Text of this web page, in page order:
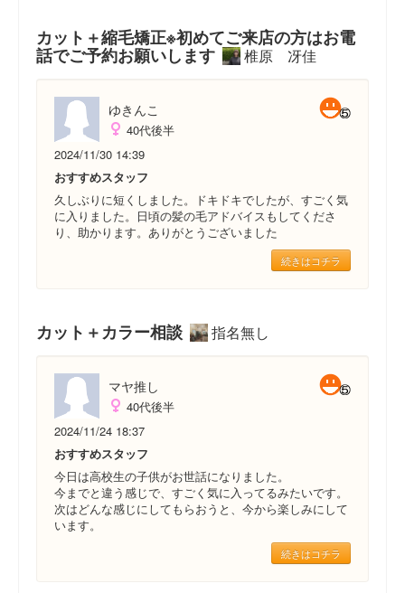
カット＋縮毛矯正※初めてご来店の方はお電
話でご予約お願いします 椎原 冴佳
ゆきんこ
40代後半
2024/11/30 14:39
おすすめスタッフ
久しぶりに短くしました。ドキドキでしたが、すごく気
に入りました。日頃の髪の毛アドバイスもしてくださ
り、助かります。ありがとうございました
続きはコチラ
カット＋カラー相談 指名無し
マヤ推し
40代後半
2024/11/24 18:37
おすすめスタッフ
今日は高校生の子供がお世話になりました。
今までと違う感じで、すごく気に入ってるみたいです。
次はどんな感じにしてもらおうと、今から楽しみにして
います。
続きはコチラ